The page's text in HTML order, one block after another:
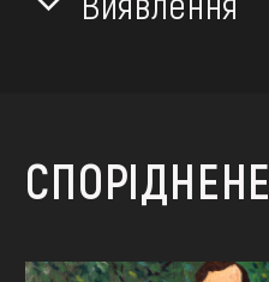
СПОРІДНЕНЕ